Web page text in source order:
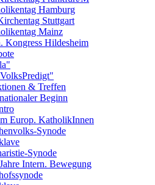
Hamburg
Stuttgart
Mainz
Kongress Hildesheim
& Treffen
Beginn
Europ. KatholikInnen
Synode
Synode
Intern. Bewegung